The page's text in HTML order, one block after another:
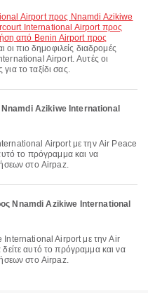
International Airport προς
από Benin Airport προς
οι πιο δημοφιλείς διαδρομές
Airport. Αυτές οι
το ταξίδι σας.
Azikiwe International
το πρόγραμμα και να
στο Airpaz.
Nnamdi Azikiwe International
αυτό το πρόγραμμα και να
στο Airpaz.